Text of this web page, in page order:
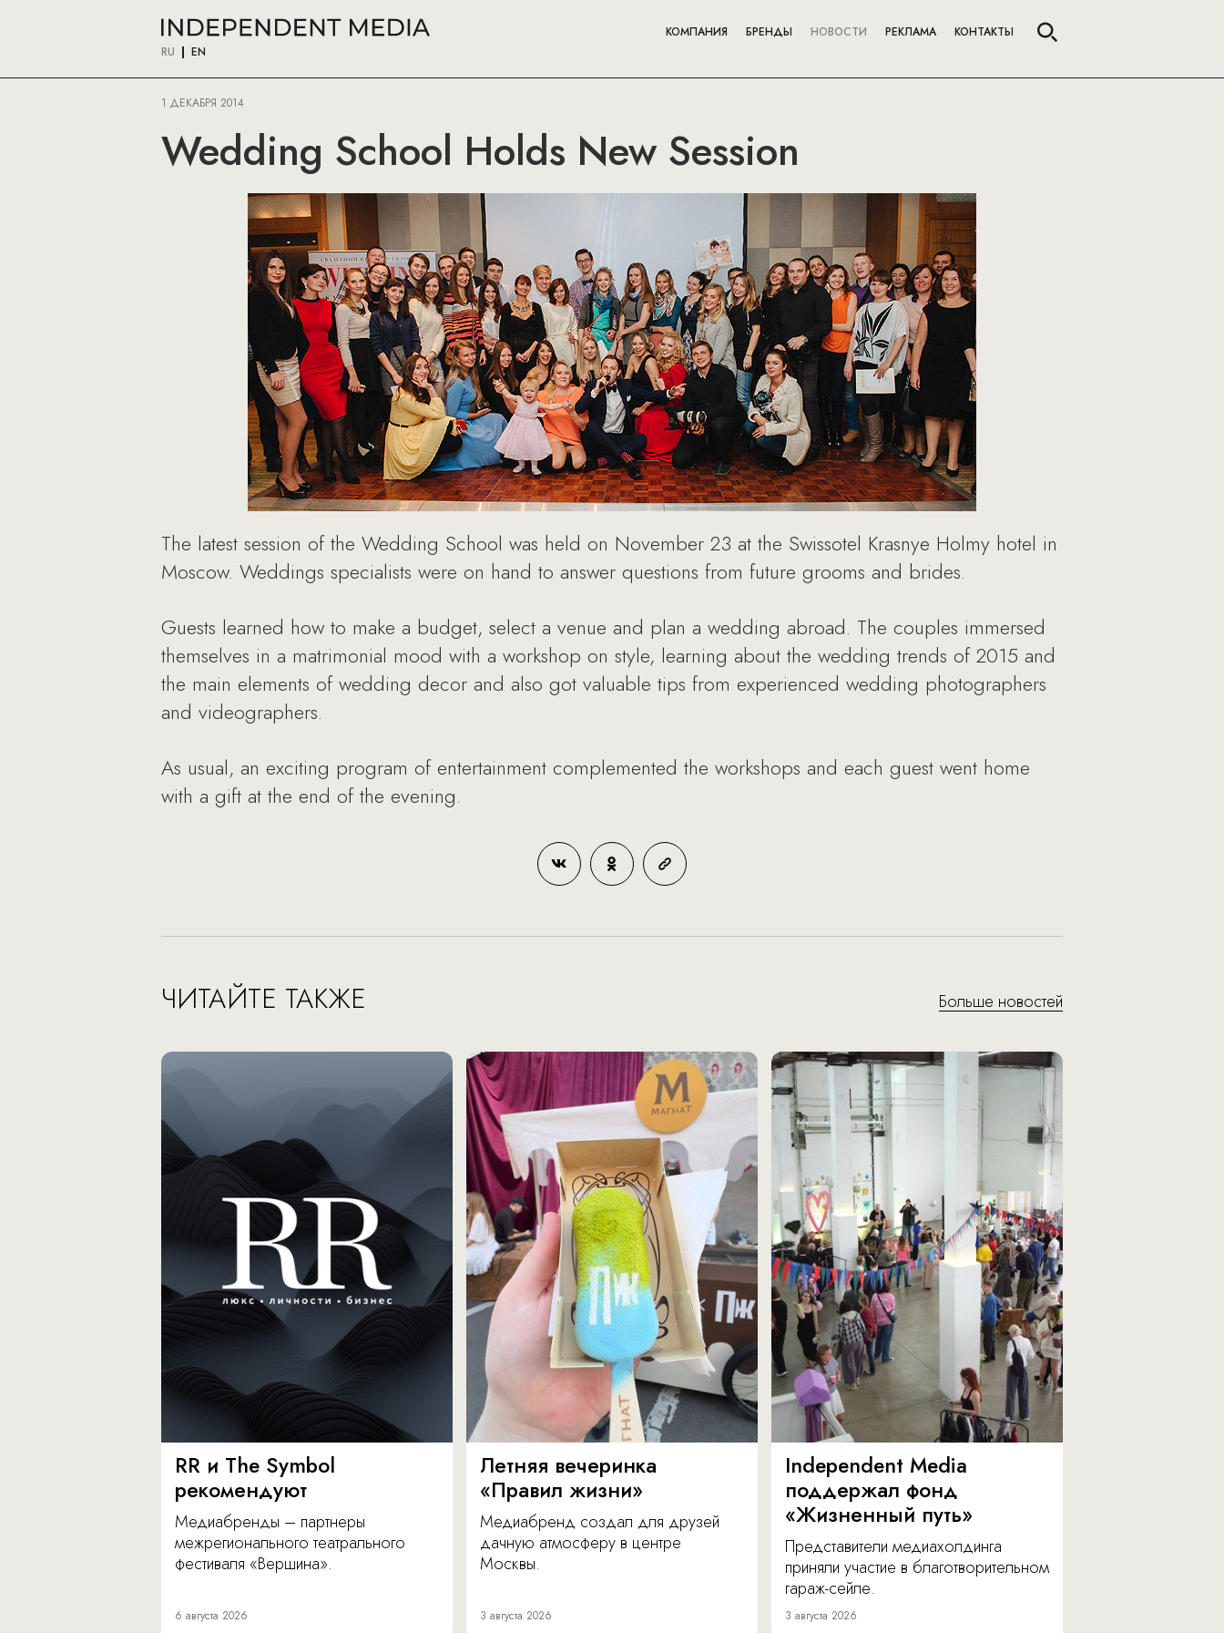
RU EN
КОМПАНИЯ БРЕНДЫ НОВОСТИ РЕКЛАМА КОНТАКТЫ
1 ДЕКАБРЯ 2014
Wedding School Holds New Session
The latest session of the Wedding School was held on November 23 at the Swissotel Krasnye Holmy hotel in
Moscow. Weddings specialists were on hand to answer questions from future grooms and brides.
Guests learned how to make a budget, select a venue and plan a wedding abroad. The couples immersed
themselves in a matrimonial mood with a workshop on style, learning about the wedding trends of 2015 and
the main elements of wedding decor and also got valuable tips from experienced wedding photographers
and videographers.
As usual, an exciting program of entertainment complemented the workshops and each guest went home
with a gift at the end of the evening.
ЧИТАЙТЕ ТАКЖЕ Больше новостей
RR и The Symbol
рекомендуют
Медиабренды – партнеры
межрегионального театрального
фестиваля «Вершина».
6 августа 2026
Летняя вечеринка
«Правил жизни»
Медиабренд создал для друзей
дачную атмосферу в центре
Москвы.
3 августа 2026
Independent Media
поддержал фонд
«Жизненный путь»
Представители медиахолдинга
приняли участие в благотворительном
гараж-сейле.
3 августа 2026